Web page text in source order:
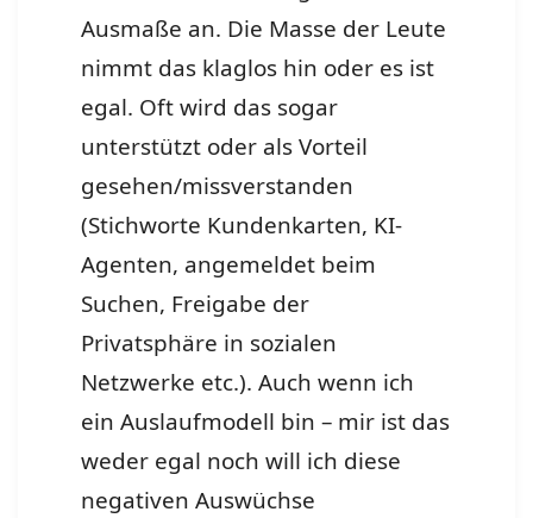
Ausmaße an. Die Masse der Leute
nimmt das klaglos hin oder es ist
egal. Oft wird das sogar
unterstützt oder als Vorteil
gesehen/missverstanden
(Stichworte Kundenkarten, KI-
Agenten, angemeldet beim
Suchen, Freigabe der
Privatsphäre in sozialen
Netzwerke etc.). Auch wenn ich
ein Auslaufmodell bin – mir ist das
weder egal noch will ich diese
negativen Auswüchse